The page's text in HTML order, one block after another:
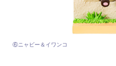
⑥ニャビー＆イワンコ